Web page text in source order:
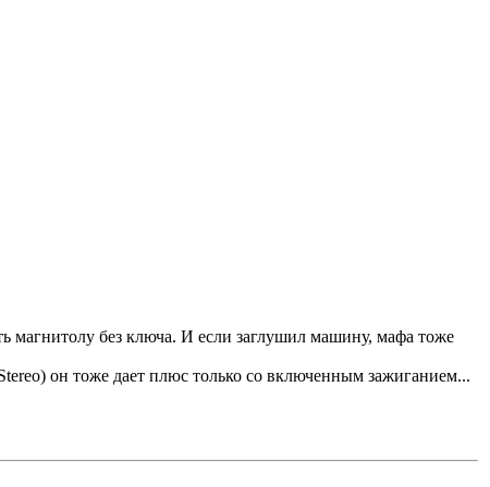
магнитолу без ключа. И если заглушил машину, мафа тоже
он тоже дает плюс только со включенным зажиганием...